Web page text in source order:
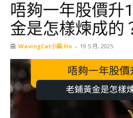
唔夠一年股價升
金是怎樣煉成的
由 WavingCat小編 Ho - 19 5 月, 2025